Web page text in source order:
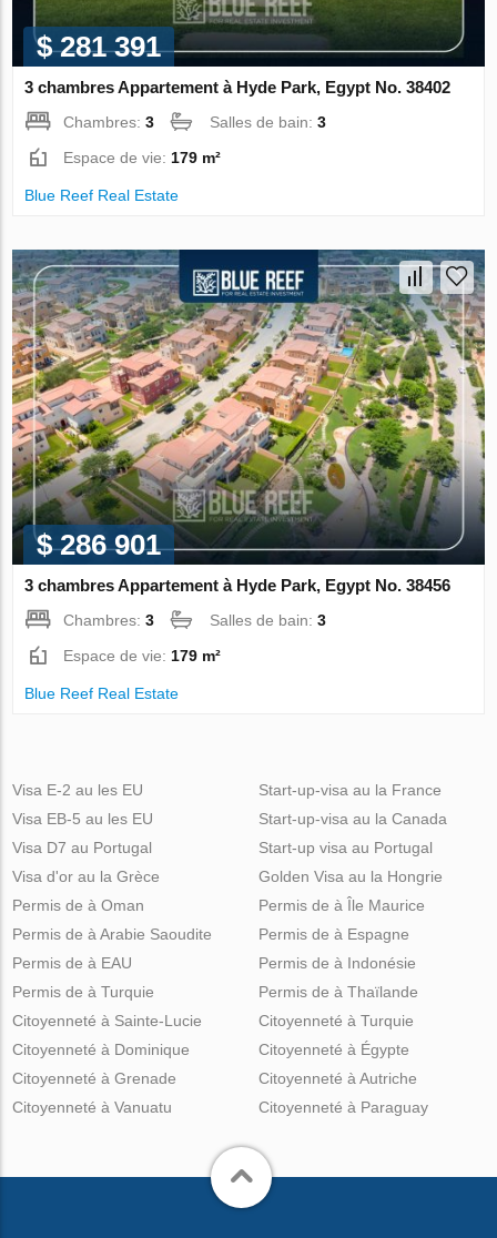
$ 281 391
3 chambres Appartement à Hyde Park, Egypt No. 38402
Chambres:3 Salles de bain:3
Espace de vie: 179 m²
Blue Reef Real Estate
$ 286 901
3 chambres Appartement à Hyde Park, Egypt No. 38456
Chambres:3 Salles de bain:3
Espace de vie: 179 m²
Blue Reef Real Estate
Visa E-2 au les EU
Visa EB-5 au les EU
Visa D7 au Portugal
Visa d'or au la Grèce
Start-up-visa au la France
Start-up-visa au la Canada
Start-up visa au Portugal
Golden Visa au la Hongrie
Permis de à Oman
Permis de à Arabie Saoudite
Permis de à EAU
Permis de à Turquie
Permis de à Île Maurice
Permis de à Espagne
Permis de à Indonésie
Permis de à Thaïlande
Citoyenneté à Sainte-Lucie
Citoyenneté à Dominique
Citoyenneté à Grenade
Citoyenneté à Vanuatu
Citoyenneté à Turquie
Citoyenneté à Égypte
Citoyenneté à Autriche
Citoyenneté à Paraguay